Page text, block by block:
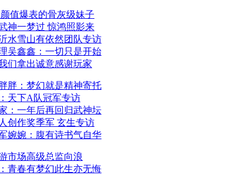
值爆表的骨灰级妹子
神一梦过 惊鸿照影来
水雪山有依然团队专访
吴鑫鑫：一切只是开始
们拿出诚意感谢玩家
胖：梦幻就是精神寄托
天下A队冠军专访
：一年后再回归武神坛
创作奖季军 玄生专访
婉婉：腹有诗书气自华
市场高级总监向浪
青春有梦幻此生亦无悔